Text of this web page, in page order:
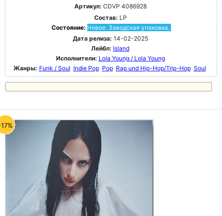
Артикул: CDVP 4086928
Состав: LP
Состояние: Новое. Заводская упаковка.
Дата релиза: 14-02-2025
Лейбл: Island
Исполнители: Lola Young / Lola Young
Жанры: Funk / Soul Indie Pop Pop Rap und Hip-Hop/Trip-Hop Soul